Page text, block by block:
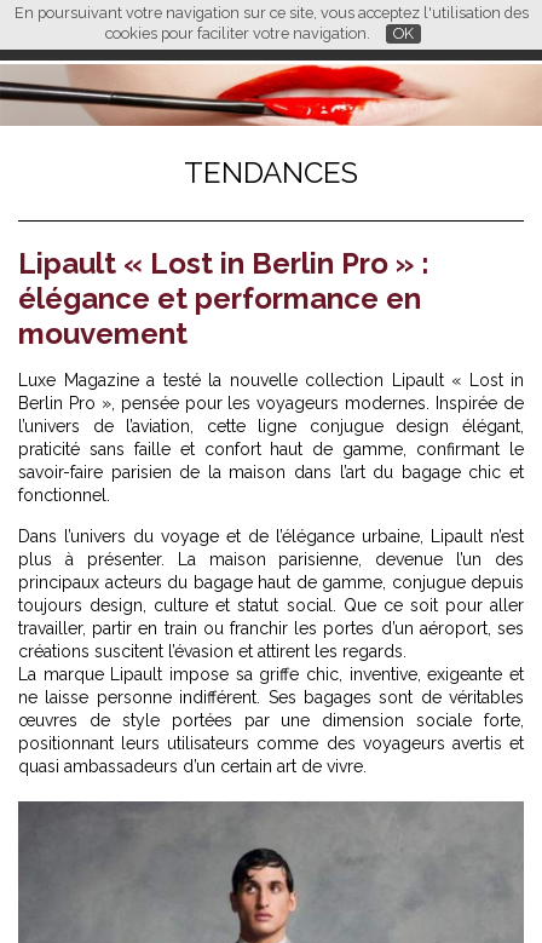
En poursuivant votre navigation sur ce site, vous acceptez l'utilisation des
cookies pour faciliter votre navigation.
OK
FR EN CN
L M
TENDANCES
Lipault « Lost in Berlin Pro » :
élégance et performance en
mouvement
Luxe Magazine a testé la nouvelle collection Lipault « Lost in
Berlin Pro », pensée pour les voyageurs modernes. Inspirée de
l’univers de l’aviation, cette ligne conjugue design élégant,
praticité sans faille et confort haut de gamme, confirmant le
savoir-faire parisien de la maison dans l’art du bagage chic et
fonctionnel.
Dans l’univers du voyage et de l’élégance urbaine, Lipault n’est
plus à présenter. La maison parisienne, devenue l’un des
principaux acteurs du bagage haut de gamme, conjugue depuis
toujours design, culture et statut social. Que ce soit pour aller
travailler, partir en train ou franchir les portes d’un aéroport, ses
créations suscitent l’évasion et attirent les regards.
La marque Lipault impose sa griffe chic, inventive, exigeante et
ne laisse personne indifférent. Ses bagages sont de véritables
œuvres de style portées par une dimension sociale forte,
positionnant leurs utilisateurs comme des voyageurs avertis et
quasi ambassadeurs d’un certain art de vivre.